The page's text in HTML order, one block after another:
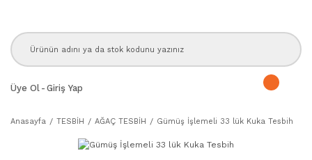
Üye Ol - Giriş Yap
Anasayfa TESBİH AĞAÇ TESBİH Gümüş İşlemeli 33 lük Kuka Tesbih